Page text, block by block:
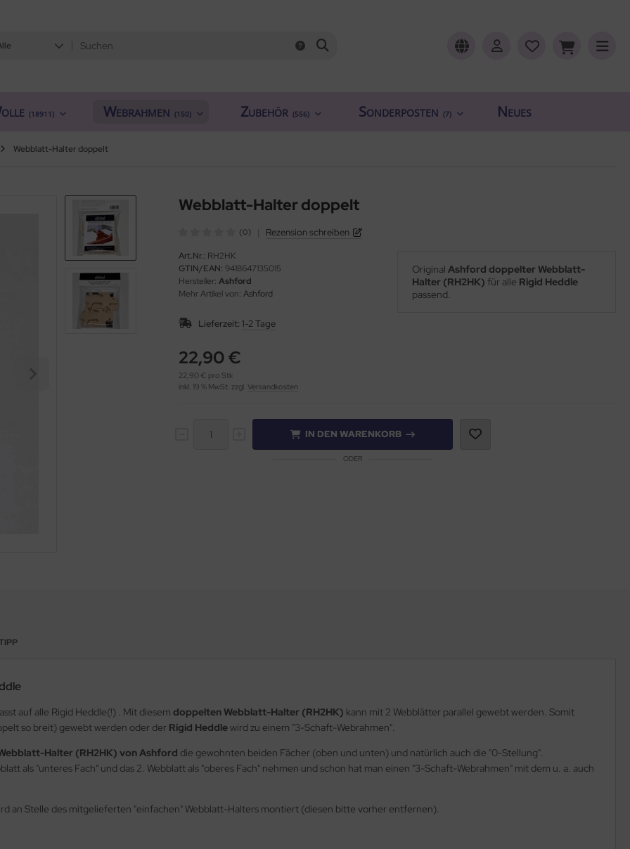
(18911) Webrahmen (150) Zubehör (556) Sonderposten (7) Neues
Webblatt-Halter doppelt
Webblatt-Halter doppelt
(0) Rezension schreiben
Art.Nr.: RH2HK
GTIN/EAN: 9418647135015
Hersteller: Ashford
Mehr Artikel von: Ashford
Lieferzeit: 1-2 Tage
22,90 €
22,90 € pro Stk
inkl. 19 % MwSt. zzgl. Versandkosten
Original Ashford doppelter Webblatt-
Halter (RH2HK) für alle Rigid Heddle
passend.
IN DEN WARENKORB
ODER
auf alle Rigid Heddle(!) . Mit diesem doppelten Webblatt-Halter (RH2HK) kann mit 2 Webblätter parallel gewebt werden. Somit
so breit) gewebt werden oder der Rigid Heddlewird zu einem "3-Schaft-Webrahmen".
Halter (RH2HK) von Ashford die gewohnten beiden Fächer (oben und unten) und natürlich auch die "0-Stellung".
als "unteres Fach" und das 2. Webblatt als "oberes Fach" nehmen und schon hat man einen "3-Schaft-Webrahmen" mit dem u. a. auch
an Stelle des mitgelieferten "einfachen" Webblatt-Halters montiert (diesen bitte vorher entfernen).